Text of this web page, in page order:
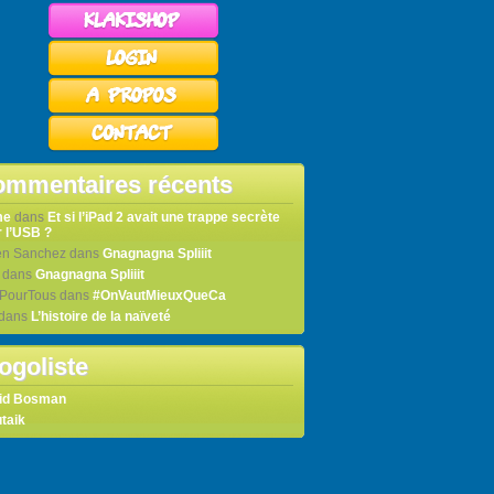
récents
dans Et si l’iPad 2 avait une trappe secrète
l’USB ?
Sanchez dans Gnagnagna Spliiit
dans Gnagnagna Spliiit
dans #OnVautMieuxQueCa
L’histoire de la naïveté
Bosman